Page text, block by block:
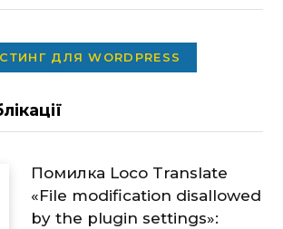
ДЛЯ WORDPRESS
Помилка Loco Translate
«File modification disallowed
by the plugin settings»: